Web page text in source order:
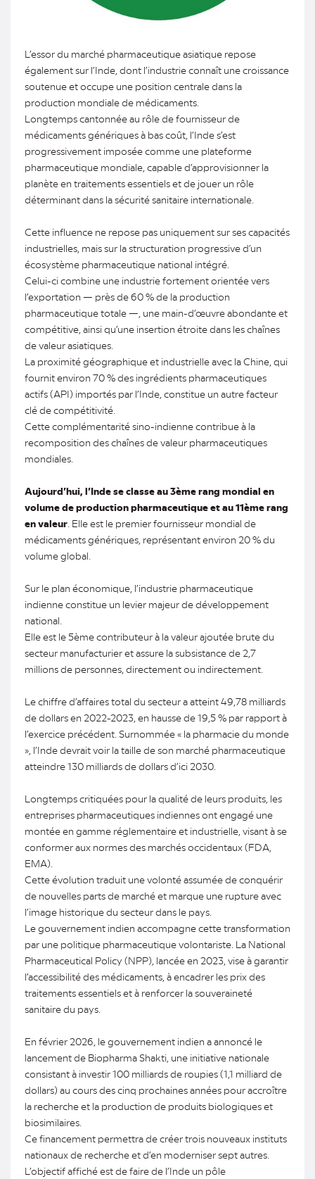
L’essor du marché pharmaceutique asiatique repose
également sur l’Inde, dont l’industrie connaît une croissance
soutenue et occupe une position centrale dans la
production mondiale de médicaments.
Longtemps cantonnée au rôle de fournisseur de
médicaments génériques à bas coût, l’Inde s’est
progressivement imposée comme une plateforme
pharmaceutique mondiale, capable d’approvisionner la
planète en traitements essentiels et de jouer un rôle
déterminant dans la sécurité sanitaire internationale.
Cette influence ne repose pas uniquement sur ses capacités
industrielles, mais sur la structuration progressive d’un
écosystème pharmaceutique national intégré.
Celui-ci combine une industrie fortement orientée vers
l’exportation — près de 60 % de la production
pharmaceutique totale —, une main-d’œuvre abondante et
compétitive, ainsi qu’une insertion étroite dans les chaînes
de valeur asiatiques.
La proximité géographique et industrielle avec la Chine, qui
fournit environ 70 % des ingrédients pharmaceutiques
actifs (API) importés par l’Inde, constitue un autre facteur
clé de compétitivité.
Cette complémentarité sino-indienne contribue à la
recomposition des chaînes de valeur pharmaceutiques
mondiales.
Aujourd’hui, l’Inde se classe au 3ème rang mondial en
volume de production pharmaceutique et au 11ème rang
en valeur . Elle est le premier fournisseur mondial de
médicaments génériques, représentant environ 20 % du
volume global.
Sur le plan économique, l’industrie pharmaceutique
indienne constitue un levier majeur de développement
national.
Elle est le 5ème contributeur à la valeur ajoutée brute du
secteur manufacturier et assure la subsistance de 2,7
millions de personnes, directement ou indirectement.
Le chiffre d’affaires total du secteur a atteint 49,78 milliards
de dollars en 2022-2023, en hausse de 19,5 % par rapport à
l’exercice précédent. Surnommée « la pharmacie du monde
», l’Inde devrait voir la taille de son marché pharmaceutique
atteindre 130 milliards de dollars d’ici 2030.
Longtemps critiquées pour la qualité de leurs produits, les
entreprises pharmaceutiques indiennes ont engagé une
montée en gamme réglementaire et industrielle, visant à se
conformer aux normes des marchés occidentaux (FDA,
EMA).
Cette évolution traduit une volonté assumée de conquérir
de nouvelles parts de marché et marque une rupture avec
l’image historique du secteur dans le pays.
Le gouvernement indien accompagne cette transformation
par une politique pharmaceutique volontariste. La National
Pharmaceutical Policy (NPP), lancée en 2023, vise à garantir
l’accessibilité des médicaments, à encadrer les prix des
traitements essentiels et à renforcer la souveraineté
sanitaire du pays.
En février 2026, le gouvernement indien a annoncé le
lancement de Biopharma Shakti, une initiative nationale
consistant à investir 100 milliards de roupies (1,1 milliard de
dollars) au cours des cinq prochaines années pour accroître
la recherche et la production de produits biologiques et
biosimilaires.
Ce financement permettra de créer trois nouveaux instituts
nationaux de recherche et d’en moderniser sept autres.
L’objectif affiché est de faire de l’Inde un pôle